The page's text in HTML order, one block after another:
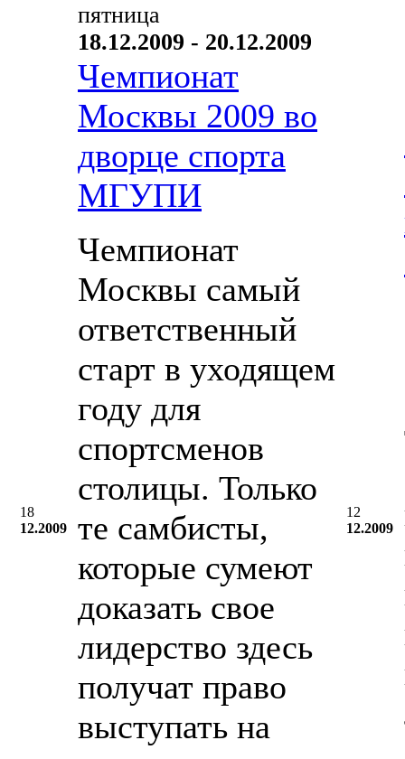
18
12.2009
пятница
18.12.2009 - 20.12.2009
Чемпионат
Москвы 2009 во
дворце спорта
МГУПИ
Чемпионат
Москвы самый
ответственный
старт в уходящем
году для
спортсменов
столицы. Только
те самбисты,
которые сумеют
доказать свое
лидерство здесь
получат право
выступать на
12
12.2009